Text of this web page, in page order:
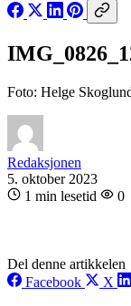
Foto: Helge
Redaksjonen
5. oktober 2023
1 min lesetid
0
Del denne artikkelen
Facebook
X